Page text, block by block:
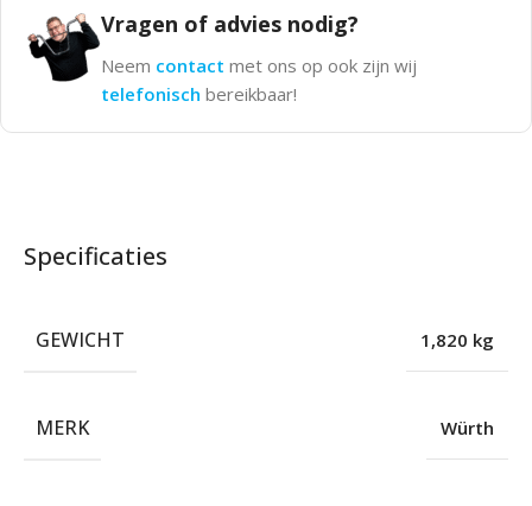
Vragen of advies nodig?
Neem contact met ons op ook zijn wij
telefonisch bereikbaar!
Specificaties
GEWICHT 1,820 kg
MERK Würth